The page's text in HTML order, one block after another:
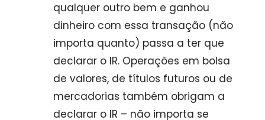
qualquer outro bem e ganhou
dinheiro com essa transação (não
importa quanto) passa a ter que
declarar o IR. Operações em bolsa
de valores, de títulos futuros ou de
mercadorias também obrigam a
declarar o IR – não importa se